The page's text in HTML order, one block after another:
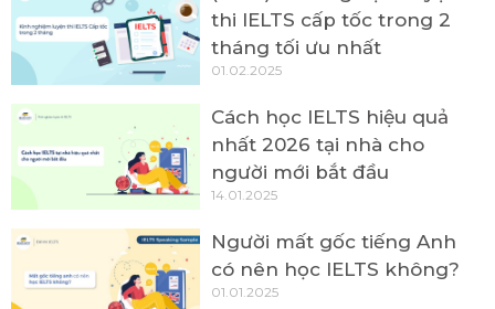
thi IELTS cấp tốc trong 2
tháng tối ưu nhất
01.02.2025
Cách học IELTS hiệu quả
nhất 2026 tại nhà cho
người mới bắt đầu
14.01.2025
Người mất gốc tiếng Anh
có nên học IELTS không?
01.01.2025